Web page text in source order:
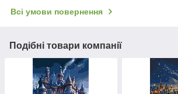
Всі умови повернення
Подібні товари компанії